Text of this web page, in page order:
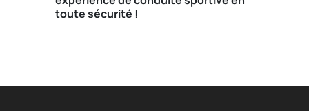
toute sécurité !